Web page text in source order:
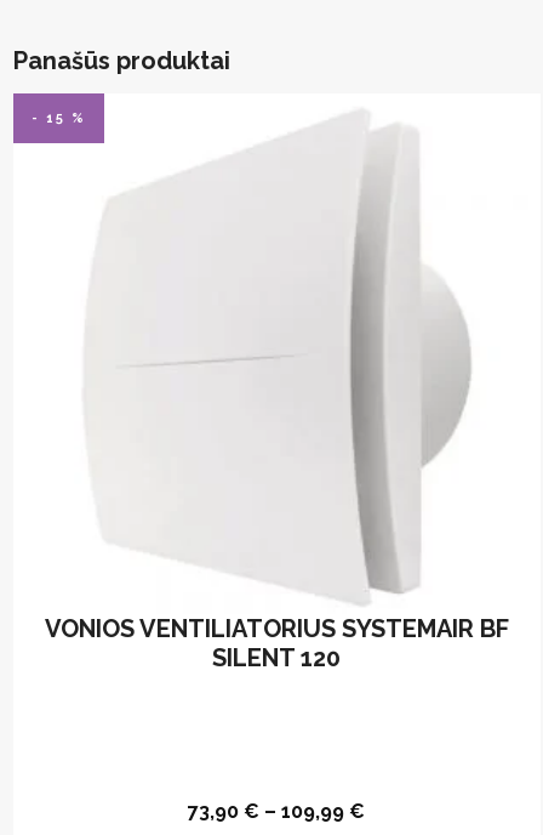
Panašūs produktai
- 15 %
VONIOS VENTILIATORIUS SYSTEMAIR BF
SILENT 120
73,90 € –109,99 €